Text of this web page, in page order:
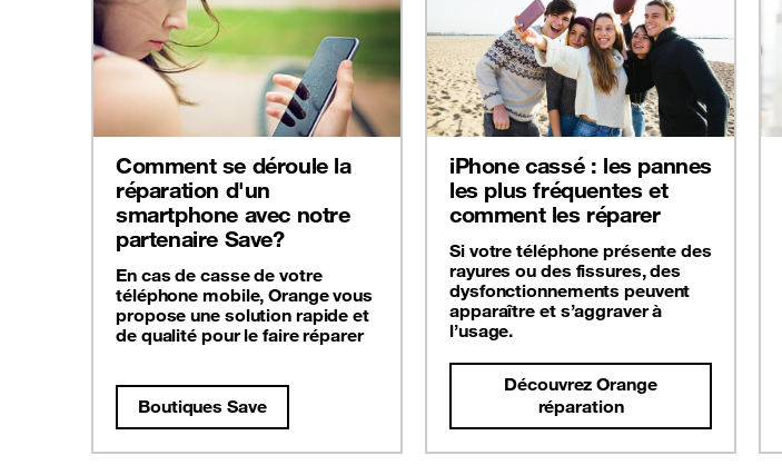
Comment se déroule la
réparation d'un
smartphone avec notre
partenaire Save?
En cas de casse de votre
téléphone mobile, Orange vous
propose une solution rapide et
de qualité pour le faire réparer
Boutiques Save
iPhone cassé : les pannes
les plus fréquentes et
comment les réparer
Si votre téléphone présente des
rayures ou des fissures, des
dysfonctionnements peuvent
apparaître et s’aggraver à
l’usage.
Découvrez Orange
réparation